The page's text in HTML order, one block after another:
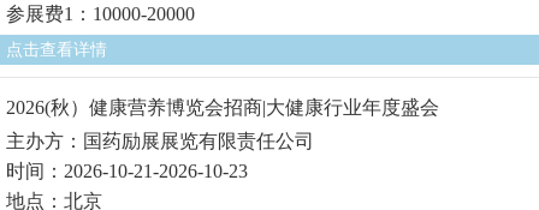
参展费1：10000-20000
点击查看详情
2026(秋）健康营养博览会招商|大健康行业年度盛会
主办方：国药励展展览有限责任公司
时间：2026-10-21-2026-10-23
地点：北京